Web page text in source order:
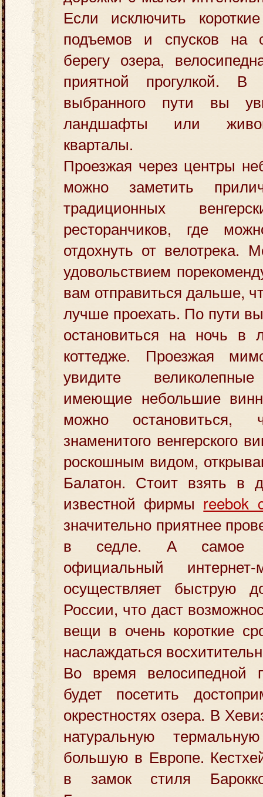
Если исключить
подъемов и спусков на
берегу озера,
приятной прогулкой. В
выбранного пути вы
ландшафты или
кварталы.
Проезжая через центры
можно заметить
традиционных
ресторанчиков, где
отдохнуть от велотрека.
удовольствием
вам отправиться дальше,
лучше проехать. По пути
остановиться на ночь в
коттедже. Проезжая
увидите
имеющие небольшие
можно остановиться,
знаменитого венгерского
роскошным видом,
Балатон. Стоит взять в
известной фирмы reebok
значительно приятнее
в седле. А самое
официальный
осуществляет быструю
России, что даст
вещи в очень короткие
наслаждаться
Во время велосипедной
будет посетить
окрестностях озера. В
натуральную
большую в Европе.
в замок стиля